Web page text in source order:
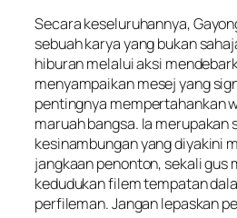
Secara keseluruhannya,
sebuah karya yang bukan
hiburan melalui aksi
menyampaikan mesej yang
pentingnya mempertahankan
maruah bangsa. Ia merupakan
kesinambungan yang diyakini
jangkaan penonton, sekali gus
kedudukan filem tempatan
perfileman. Jangan lepaskan